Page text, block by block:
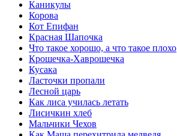
Каникулы
Корова
Кот Епифан
Красная Шапочка
Что такое хорошо, а что такое плохо
Крошечка-Хаврошечка
Кусака
Ласточки пропали
Лесной царь
Как лиса училась летать
Лисичкин хлеб
Мальчики Чехов